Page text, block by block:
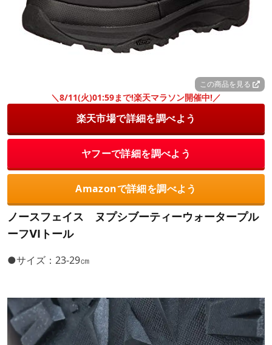
この商品を見る
＼8/11(火)01:59まで!楽天マラソン開催中!／
楽天市場で詳細を調べよう
ヤフーで詳細を調べよう
Amazonで詳細を調べよう
ノースフェイス ヌプシブーティーウォータープル
ーフⅥトール
●サイズ：23-29㎝